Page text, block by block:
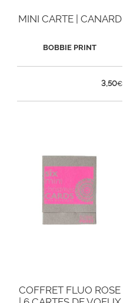
MINI CARTE | CANARD
BOBBIE PRINT
3,50€
COFFRET FLUO ROSE